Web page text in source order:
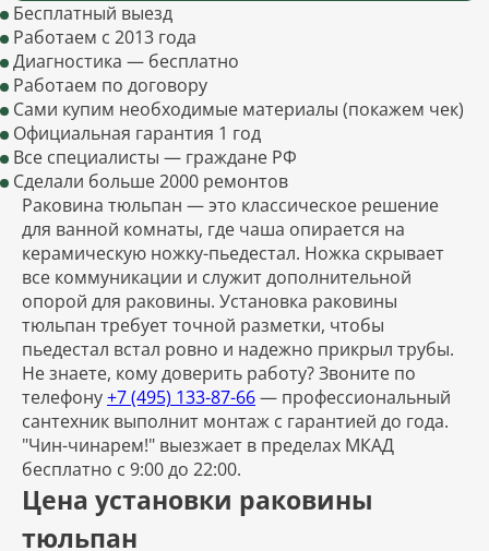
Бесплатный выезд
Работаем с 2013 года
Диагностика — бесплатно
Работаем по договору
Сами купим необходимые материалы (покажем чек)
Официальная гарантия 1 год
Все специалисты — граждане РФ
Сделали больше 2000 ремонтов
Раковина тюльпан — это классическое решение
для ванной комнаты, где чаша опирается на
керамическую ножку-пьедестал. Ножка скрывает
все коммуникации и служит дополнительной
опорой для раковины. Установка раковины
тюльпан требует точной разметки, чтобы
пьедестал встал ровно и надежно прикрыл трубы.
Не знаете, кому доверить работу? Звоните по
телефону+7 (495) 133-87-66— профессиональный
сантехник выполнит монтаж с гарантией до года.
"Чин-чинарем!" выезжает в пределах МКАД
бесплатно с 9:00 до 22:00.
Цена установки раковины
тюльпан